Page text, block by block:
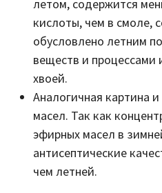
летом, содержится
кислоты, чем в смоле,
обусловлено летним
веществ и процессами
хвоей.
Аналогичная картина
масел. Так как
эфирных масел в
антисептические
чем летней.